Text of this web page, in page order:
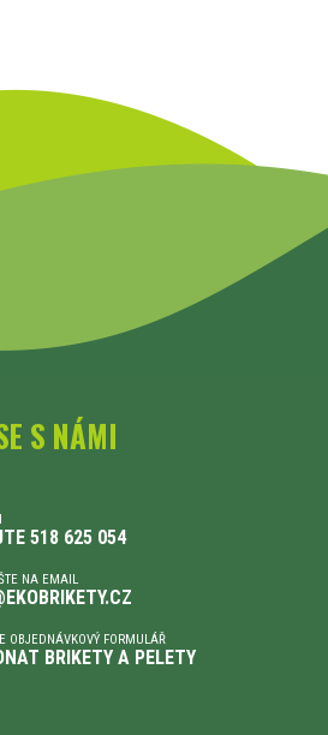
S NÁMI
518 625 054
NA EMAIL
OBJEDNÁVKOVÝ FORMULÁŘ
BRIKETY A PELETY